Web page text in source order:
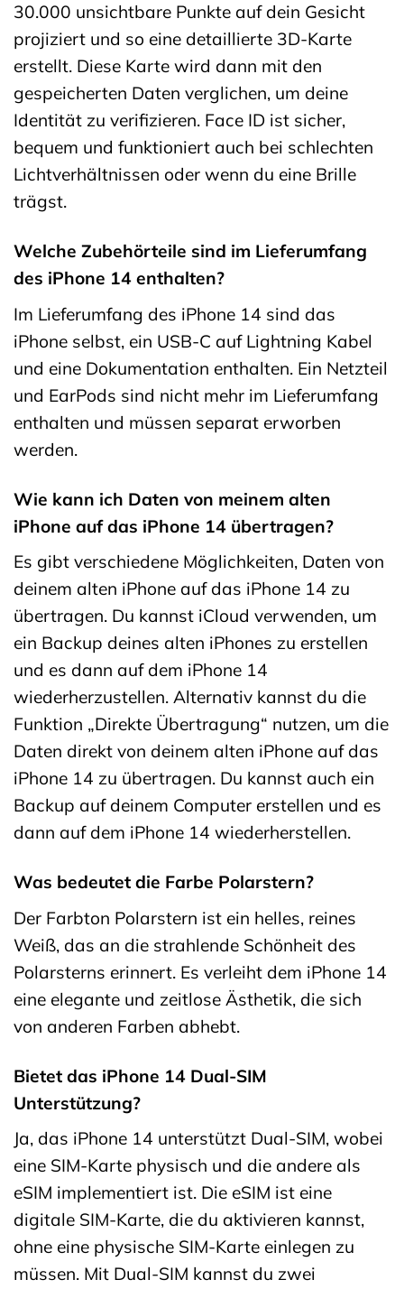
30.000 unsichtbare Punkte auf dein Gesicht
projiziert und so eine detaillierte 3D-Karte
erstellt. Diese Karte wird dann mit den
gespeicherten Daten verglichen, um deine
Identität zu verifizieren. Face ID ist sicher,
bequem und funktioniert auch bei schlechten
Lichtverhältnissen oder wenn du eine Brille
trägst.
Welche Zubehörteile sind im Lieferumfang
des iPhone 14 enthalten?
Im Lieferumfang des iPhone 14 sind das
iPhone selbst, ein USB-C auf Lightning Kabel
und eine Dokumentation enthalten. Ein Netzteil
und EarPods sind nicht mehr im Lieferumfang
enthalten und müssen separat erworben
werden.
Wie kann ich Daten von meinem alten
iPhone auf das iPhone 14 übertragen?
Es gibt verschiedene Möglichkeiten, Daten von
deinem alten iPhone auf das iPhone 14 zu
übertragen. Du kannst iCloud verwenden, um
ein Backup deines alten iPhones zu erstellen
und es dann auf dem iPhone 14
wiederherzustellen. Alternativ kannst du die
Funktion „Direkte Übertragung“ nutzen, um die
Daten direkt von deinem alten iPhone auf das
iPhone 14 zu übertragen. Du kannst auch ein
Backup auf deinem Computer erstellen und es
dann auf dem iPhone 14 wiederherstellen.
Was bedeutet die Farbe Polarstern?
Der Farbton Polarstern ist ein helles, reines
Weiß, das an die strahlende Schönheit des
Polarsterns erinnert. Es verleiht dem iPhone 14
eine elegante und zeitlose Ästhetik, die sich
von anderen Farben abhebt.
Bietet das iPhone 14 Dual-SIM
Unterstützung?
Ja, das iPhone 14 unterstützt Dual-SIM, wobei
eine SIM-Karte physisch und die andere als
eSIM implementiert ist. Die eSIM ist eine
digitale SIM-Karte, die du aktivieren kannst,
ohne eine physische SIM-Karte einlegen zu
müssen. Mit Dual-SIM kannst du zwei